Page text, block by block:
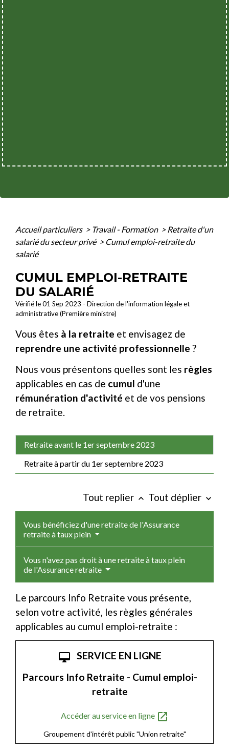
Accueil particuliers > Travail - Formation > Retraite d'un
salarié du secteur privé > Cumul emploi-retraite du
salarié
CUMUL EMPLOI-RETRAITE
DU SALARIÉ
Vérifié le 01 Sep 2023 - Direction de l'information légale et
administrative (Première ministre)
Vous êtes à la retraite et envisagez de
reprendre une activité professionnelle ?
Nous vous présentons quelles sont les règles
applicables en cas de cumul d'une
rémunération d'activité et de vos pensions
de retraite.
Retraite avant le 1er septembre 2023
Retraite à partir du 1er septembre 2023
Tout replier keyboard_arrow_up Tout déplier keyboard_arrow_down
Vous bénéficiez d'une retraite de l'Assurance
retraite à taux plein
Vous n'avez pas droit à une retraite à taux plein
de l'Assurance retraite
Le parcours Info Retraite vous présente,
selon votre activité, les règles générales
applicables au cumul emploi-retraite :
desktop_mac SERVICE EN LIGNE
Parcours Info Retraite - Cumul emploi-
retraite
Accéder au service en ligne open_in_new
Groupement d'intérêt public "Union retraite"